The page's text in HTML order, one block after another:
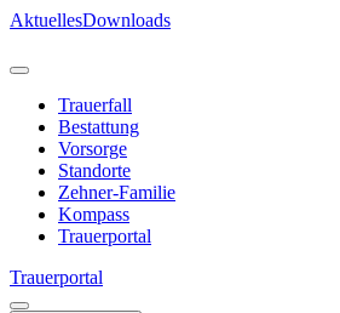
Direkt
Inhalt
AktuellesDownloads
Trauerfall
Bestattung
Vorsorge
Standorte
Zehner-Familie
Kompass
Trauerportal
Trauerportal